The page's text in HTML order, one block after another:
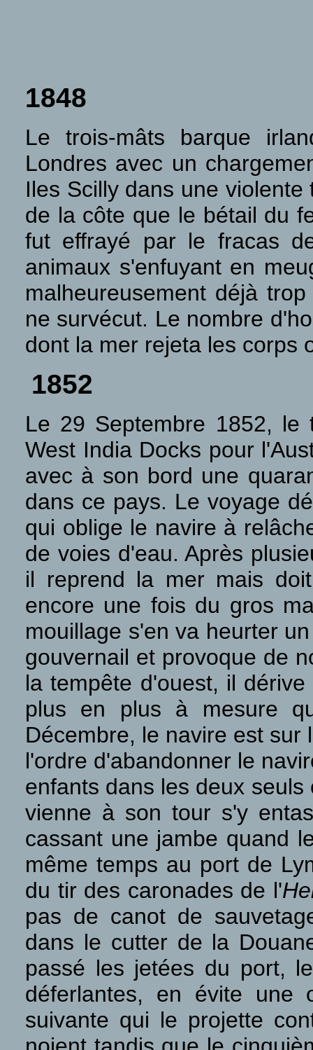
1848
Le trois-mâts barque
Londres avec un
Iles Scilly dans une
de la côte que le bétail du
fut effrayé par le fracas
animaux s'enfuyant en
malheureusement déjà
ne survécut. Le nombre
dont la mer rejeta les corps
1852
Le 29 Septembre 1852,
West India Docks pour
avec à son bord une
dans ce pays. Le voyage
qui oblige le navire à
de voies d'eau. Après
il reprend la mer mais
encore une fois du gros
mouillage s'en va heurter
gouvernail et provoque de
la tempête d'ouest, il
plus en plus à mesure
Décembre, le navire est
l'ordre d'abandonner le
enfants dans les deux
vienne à son tour s'y
cassant une jambe quand
même temps au port de
du tir des caronades de l'
pas de canot de
dans le cutter de la
passé les jetées du port,
déferlantes, en évite
suivante qui le projette